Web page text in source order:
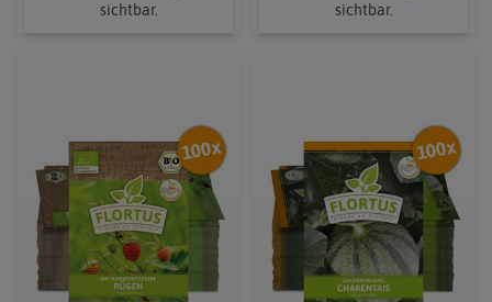
sichtbar.
sichtbar.